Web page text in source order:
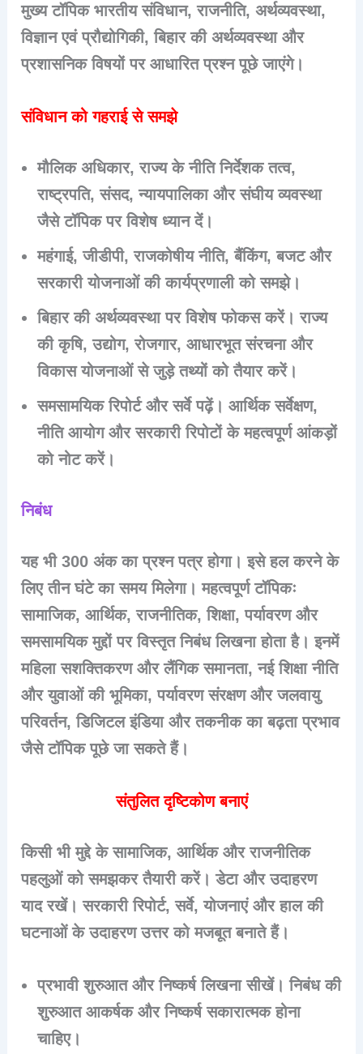
मुख्य टॉपिक भारतीय संविधान, राजनीति, अर्थव्यवस्था,
विज्ञान एवं प्रौद्योगिकी, बिहार की अर्थव्यवस्था और
प्रशासनिक विषयों पर आधारित प्रश्न पूछे जाएंगे।
संविधान को गहराई से समझे
मौलिक अधिकार, राज्य के नीति निर्देशक तत्व,
राष्ट्रपति, संसद, न्यायपालिका और संघीय व्यवस्था
जैसे टॉपिक पर विशेष ध्यान दें।
महंगाई, जीडीपी, राजकोषीय नीति, बैंकिंग, बजट और
सरकारी योजनाओं की कार्यप्रणाली को समझे।
बिहार की अर्थव्यवस्था पर विशेष फोकस करें। राज्य
की कृषि, उद्योग, रोजगार, आधारभूत संरचना और
विकास योजनाओं से जुड़े तथ्यों को तैयार करें।
समसामयिक रिपोर्ट और सर्वे पढ़ें। आर्थिक सर्वेक्षण,
नीति आयोग और सरकारी रिपोटों के महत्वपूर्ण आंकड़ों
को नोट करें।
निबंध
यह भी 300 अंक का प्रश्न पत्र होगा। इसे हल करने के
लिए तीन घंटे का समय मिलेगा। महत्वपूर्ण टॉपिकः
सामाजिक, आर्थिक, राजनीतिक, शिक्षा, पर्यावरण और
समसामयिक मुद्दों पर विस्तृत निबंध लिखना होता है। इनमें
महिला सशक्तिकरण और लैंगिक समानता, नई शिक्षा नीति
और युवाओं की भूमिका, पर्यावरण संरक्षण और जलवायु
परिवर्तन, डिजिटल इंडिया और तकनीक का बढ़‌ता प्रभाव
जैसे टॉपिक पूछे जा सकते हैं।
संतुलित दृष्टिकोण बनाएं
किसी भी मुद्दे के सामाजिक, आर्थिक और राजनीतिक
पहलुओं को समझकर तैयारी करें। डेटा और उदाहरण
याद रखें। सरकारी रिपोर्ट, सर्वे, योजनाएं और हाल की
घटनाओं के उदाहरण उत्तर को मजबूत बनाते हैं।
प्रभावी शुरुआत और निष्कर्ष लिखना सीखें। निबंध की
शुरुआत आकर्षक और निष्कर्ष सकारात्मक होना
चाहिए।